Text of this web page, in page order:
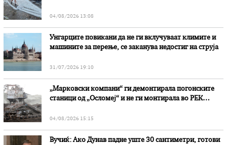
04/08/2026 13:08
Унгарците повикани да не ги вклучуваат климите и
машините за перење, се заканува недостиг на струја
31/07/2026 19:10
„Марковски компани“ ги демонтирала погонските
станици од „Осломеј“ и не ги монтирала во РЕК
04/08/2026 15:15
Вучиќ: Ако Дунав падне уште 30 сантиметри, готови